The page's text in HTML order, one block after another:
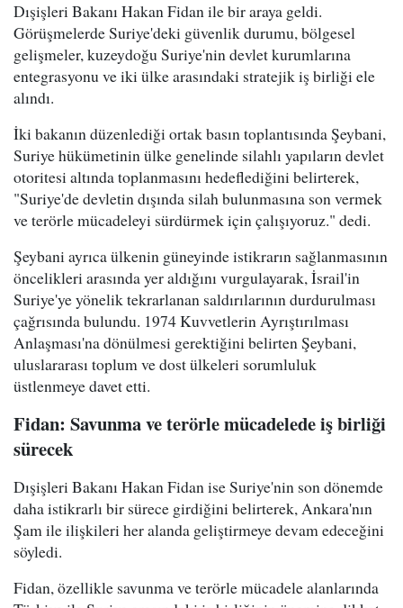
Dışişleri Bakanı Hakan Fidan ile bir araya geldi.
Görüşmelerde Suriye'deki güvenlik durumu, bölgesel
gelişmeler, kuzeydoğu Suriye'nin devlet kurumlarına
entegrasyonu ve iki ülke arasındaki stratejik iş birliği ele
alındı.
İki bakanın düzenlediği ortak basın toplantısında Şeybani,
Suriye hükümetinin ülke genelinde silahlı yapıların devlet
otoritesi altında toplanmasını hedeflediğini belirterek,
"Suriye'de devletin dışında silah bulunmasına son vermek
ve terörle mücadeleyi sürdürmek için çalışıyoruz." dedi.
Şeybani ayrıca ülkenin güneyinde istikrarın sağlanmasının
öncelikleri arasında yer aldığını vurgulayarak, İsrail'in
Suriye'ye yönelik tekrarlanan saldırılarının durdurulması
çağrısında bulundu. 1974 Kuvvetlerin Ayrıştırılması
Anlaşması'na dönülmesi gerektiğini belirten Şeybani,
uluslararası toplum ve dost ülkeleri sorumluluk
üstlenmeye davet etti.
Fidan: Savunma ve terörle mücadelede iş birliği
sürecek
Dışişleri Bakanı Hakan Fidan ise Suriye'nin son dönemde
daha istikrarlı bir sürece girdiğini belirterek, Ankara'nın
Şam ile ilişkileri her alanda geliştirmeye devam edeceğini
söyledi.
Fidan, özellikle savunma ve terörle mücadele alanlarında